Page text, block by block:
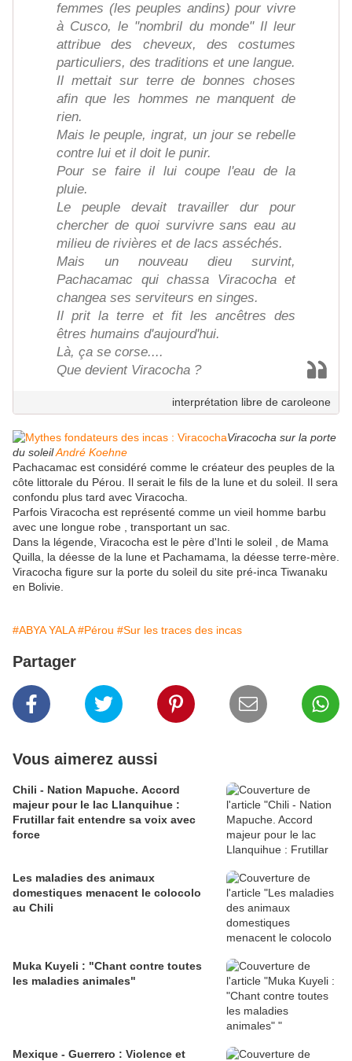
femmes (les peuples andins) pour vivre
à Cusco, le "nombril du monde" Il leur
attribue des cheveux, des costumes
particuliers, des traditions et une langue.
Il mettait sur terre de bonnes choses
afin que les hommes ne manquent de
rien.
Mais le peuple, ingrat, un jour se rebelle
contre lui et il doit le punir.
Pour se faire il lui coupe l'eau de la
pluie.
Le peuple devait travailler dur pour
chercher de quoi survivre sans eau au
milieu de rivières et de lacs asséchés.
Mais un nouveau dieu survint,
Pachacamac qui chassa Viracocha et
changea ses serviteurs en singes.
Il prit la terre et fit les ancêtres des
êtres humains d'aujourd'hui.
Là, ça se corse....
Que devient Viracocha ?
interprétation libre de caroleone
Viracocha sur la porte
du soleilAndré Koehne
Pachacamac est considéré comme le créateur des peuples de la
côte littorale du Pérou. Il serait le fils de la lune et du soleil. Il sera
confondu plus tard avec Viracocha.
Parfois Viracocha est représenté comme un vieil homme barbu
avec une longue robe , transportant un sac.
Dans la légende, Viracocha est le père d'Inti le soleil , de Mama
Quilla, la déesse de la lune et Pachamama, la déesse terre-mère.
Viracocha figure sur la porte du soleil du site pré-inca Tiwanaku
en Bolivie.
#ABYA YALA #Pérou #Sur les traces des incas
Partager
Vous aimerez aussi
Chili - Nation Mapuche. Accord
majeur pour le lac Llanquihue :
Frutillar fait entendre sa voix avec
force
Les maladies des animaux
domestiques menacent le colocolo
au Chili
Muka Kuyeli : "Chant contre toutes
les maladies animales"
Mexique - Guerrero : Violence et